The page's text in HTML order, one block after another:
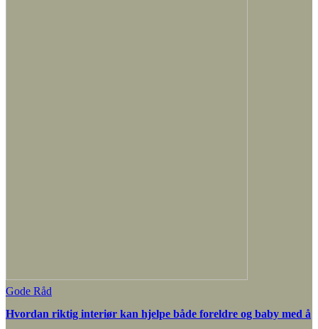
Gode Råd
Hvordan riktig interiør kan hjelpe både foreldre og baby med å